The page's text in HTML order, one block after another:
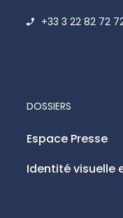
+33 3 22 82 72
DOSSIERS
Espace Presse
Identité visuelle